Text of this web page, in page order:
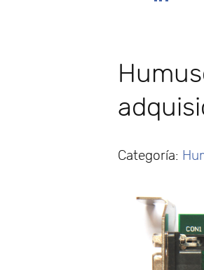
Categoría: